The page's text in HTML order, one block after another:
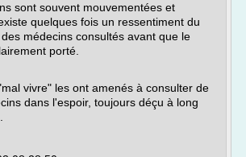
sont souvent mouvementées et
quelques fois un ressentiment du
médecins consultés avant que le
porté.
vivre" les ont amenés à consulter de
dans l'espoir, toujours déçu à long